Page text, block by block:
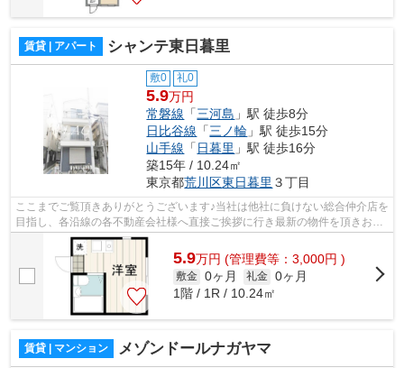
賃貸 | アパート シャンテ東日暮里
敷0 礼0
5.9万円
常磐線 「三河島 」駅 徒歩8分
日比谷線 「三ノ輪 」駅 徒歩15分
山手線 「 日暮里 」駅 徒歩16分
築15年 / 10.24㎡
東京都荒川区東日暮里 ３丁目
ここまでご覧頂きありがとうございます♪当社は他社に負けない総合仲介店を
目指し、各沿線の各不動産会社様へ直接ご挨拶に行き最新の物件を頂きお客
様へ提供しております！最新の情報は...
5.9万円 (管理費等：3,000円 )
敷金 0ヶ月 礼金 0ヶ月
1階 / 1R / 10.24㎡
賃貸 | マンション メゾンドールナガヤマ